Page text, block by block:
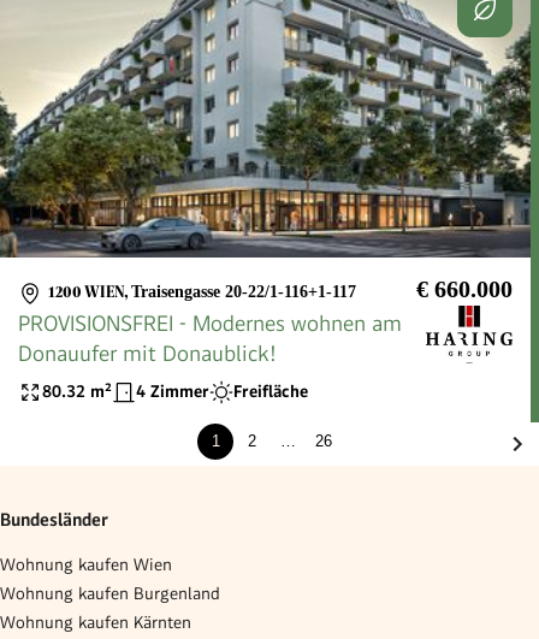
1200 WIEN, Traisengasse 20-22/1-116+1-117 € 660.000
PROVISIONSFREI - Modernes wohnen am
Donauufer mit Donaublick!
80.32 m² 4 Zimmer Freifläche
1 2 26
Bundesländer
Wohnung kaufen Wien
Wohnung kaufen Burgenland
Wohnung kaufen Kärnten